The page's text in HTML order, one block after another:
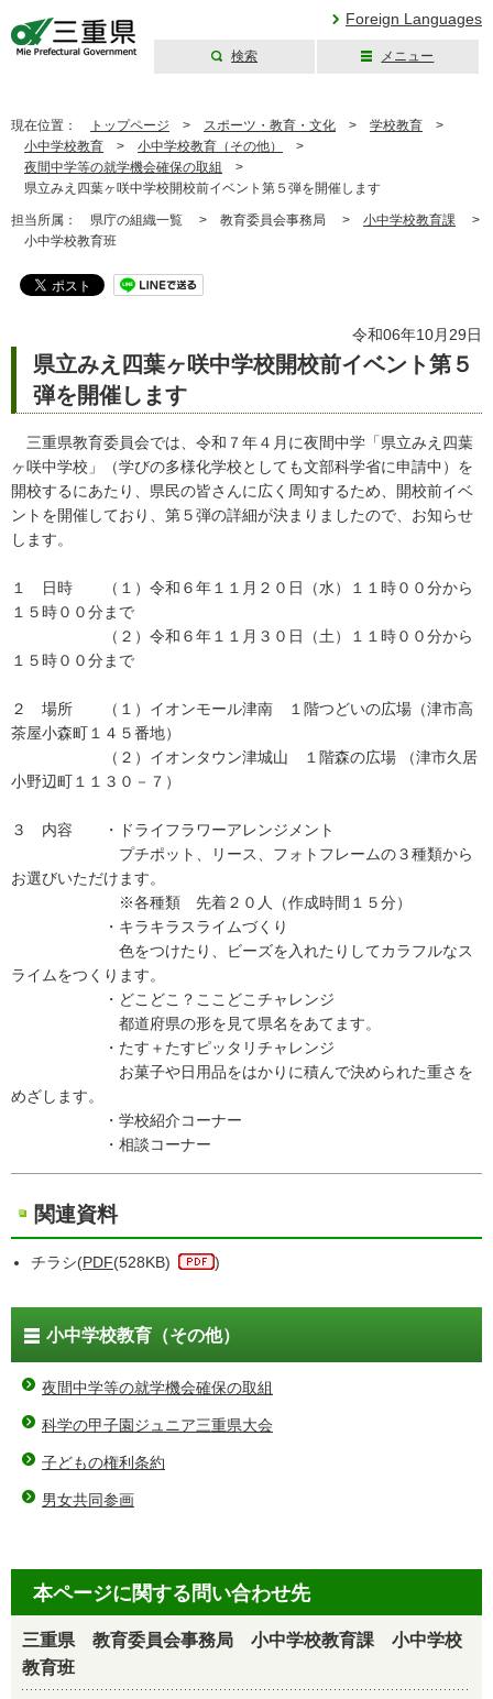
Foreign Languages
検索 メニュー
現在位置： トップページ > スポーツ・教育・文化 > 学校教育 >
小中学校教育 > 小中学校教育（その他）
>
夜間中学等の就学機会確保の取組
>
県立みえ四葉ヶ咲中学校開校前イベント第５弾を開催します
担当所属： 県庁の組織一覧 > 教育委員会事務局 > 小中学校教育課 >
小中学校教育班
令和06年10月29日
県立みえ四葉ヶ咲中学校開校前イベント第５
弾を開催します
三重県教育委員会では、令和７年４月に夜間中学「県立みえ四葉
ヶ咲中学校」（学びの多様化学校としても文部科学省に申請中）を
開校するにあたり、県民の皆さんに広く周知するため、開校前イベ
ントを開催しており、第５弾の詳細が決まりましたので、お知らせ
します。
１ 日時 （１）令和６年１１月２０日（水）１１時００分から
１５時００分まで
（２）令和６年１１月３０日（土）１１時００分から
１５時００分まで
２ 場所 （１）イオンモール津南 １階つどいの広場（津市高
茶屋小森町１４５番地）
（２）イオンタウン津城山 １階森の広場 （津市久居
小野辺町１１３０－７）
３ 内容 ・ドライフラワーアレンジメント
プチポット、リース、フォトフレームの３種類から
お選びいただけます。
※各種類 先着２０人（作成時間１５分）
・キラキラスライムづくり
色をつけたり、ビーズを入れたりしてカラフルなス
ライムをつくります。
・どこどこ？ここどこチャレンジ
都道府県の形を見て県名をあてます。
・たす＋たすピッタリチャレンジ
お菓子や日用品をはかりに積んで決められた重さを
めざします。
・学校紹介コーナー
・相談コーナー
関連資料
チラシ(PDF(528KB) )
小中学校教育（その他）
夜間中学等の就学機会確保の取組
科学の甲子園ジュニア三重県大会
子どもの権利条約
男女共同参画
本ページに関する問い合わせ先
三重県 教育委員会事務局 小中学校教育課 小中学校
教育班